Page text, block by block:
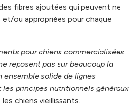
fibres ajoutées qui peuvent ne
ou appropriées pour chaque
pour chiens commercialisées
reposent pas sur beaucoup la
ensemble solide de lignes
principes nutritionnels généraux
chiens vieillissants.